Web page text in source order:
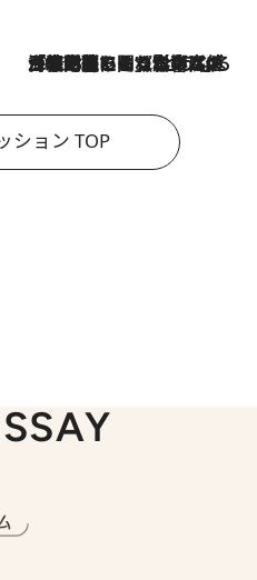
2026.8.3
「住宅建てられない…」「サーチャージ料の高値が続いている」ホルムズ海峡封鎖による影響はいつまで続く？《エネルギー専門家に聞く“どうなる日本の暮らし”》
ション TOP